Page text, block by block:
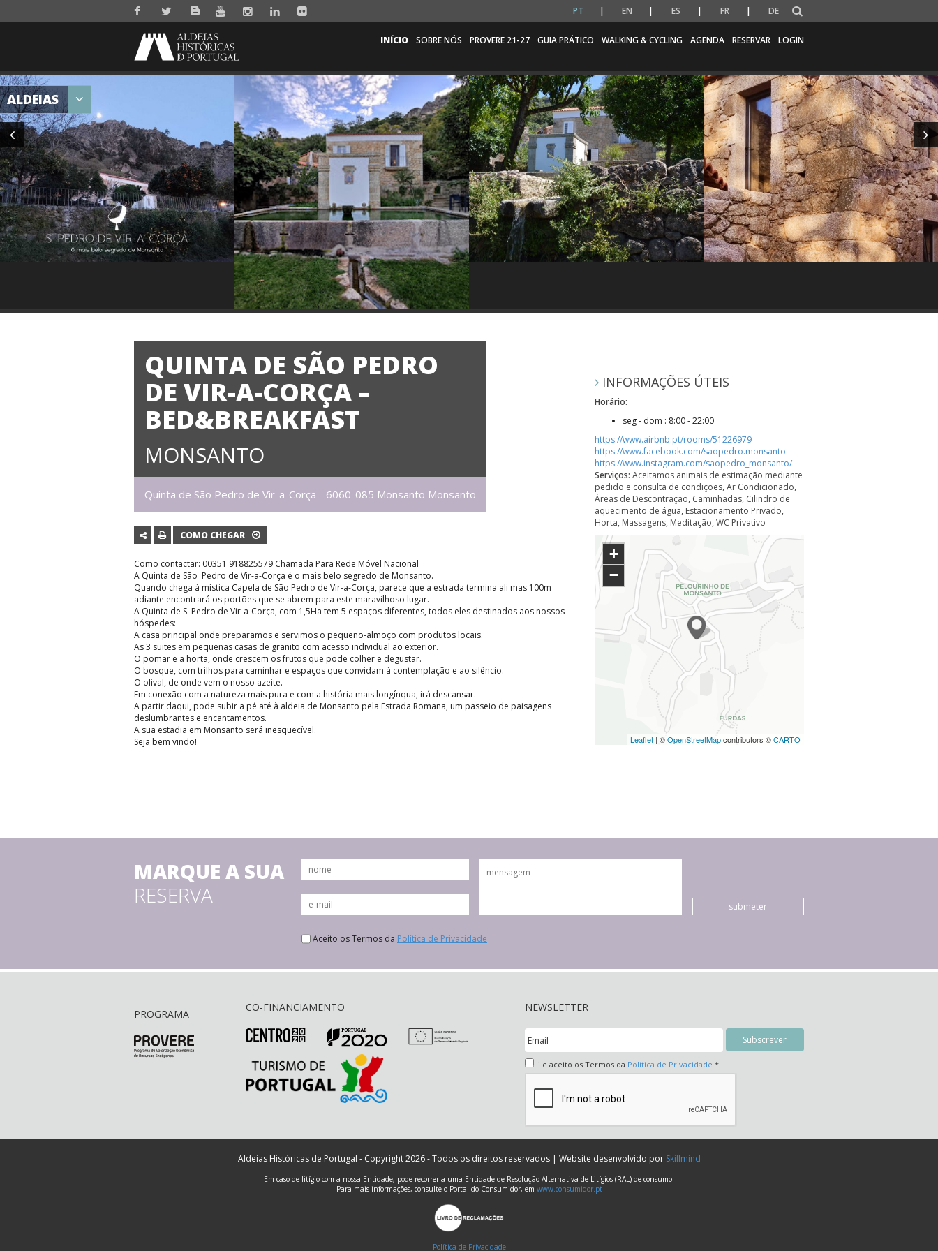
PT EN ES FR DE
INÍCIO SOBRE NÓS PROVERE 21-27 GUIA PRÁTICO WALKING & CYCLING AGENDA RESERVAR LOGIN
ALDEIAS
QUINTA DE SÃO PEDRO
DE VIR-A-CORÇA –
BED&BREAKFAST
MONSANTO
Quinta de São Pedro de Vir-a-Corça - 6060-085 Monsanto Monsanto
COMO CHEGAR
Como contactar: 00351 918825579 Chamada Para Rede Móvel Nacional
A Quinta de São Pedro de Vir-a-Corça é o mais belo segredo de Monsanto.
Quando chega à mística Capela de São Pedro de Vir-a-Corça, parece que a estrada termina ali mas 100m
adiante encontrará os portões que se abrem para este maravilhoso lugar.
A Quinta de S. Pedro de Vir-a-Corça, com 1,5Ha tem 5 espaços diferentes, todos eles destinados aos nossos
hóspedes:
A casa principal onde preparamos e servimos o pequeno-almoço com produtos locais.
As 3 suites em pequenas casas de granito com acesso individual ao exterior.
O pomar e a horta, onde crescem os frutos que pode colher e degustar.
O bosque, com trilhos para caminhar e espaços que convidam à contemplação e ao silêncio.
O olival, de onde vem o nosso azeite.
Em conexão com a natureza mais pura e com a história mais longínqua, irá descansar.
A partir daqui, pode subir a pé até à aldeia de Monsanto pela Estrada Romana, um passeio de paisagens
deslumbrantes e encantamentos.
A sua estadia em Monsanto será inesquecível.
Seja bem vindo!
INFORMAÇÕES ÚTEIS
Horário:
seg - dom : 8:00 - 22:00
https://www.airbnb.pt/rooms/51226979
https://www.facebook.com/saopedro.monsanto
https://www.instagram.com/saopedro_monsanto/
Serviços: Aceitamos animais de estimação mediante
pedido e consulta de condições, Ar Condicionado,
Áreas de Descontração, Caminhadas, Cilindro de
aquecimento de água, Estacionamento Privado,
Horta, Massagens, Meditação, WC Privativo
+
−
Leaflet | ©OpenStreetMapcontributors ©CARTO
MARQUE A SUA
RESERVA
submeter
Aceito os Termos da Política de Privacidade
PROGRAMA
CO-FINANCIAMENTO NEWSLETTER
Li e aceito os Termos da Política de Privacidade *
Aldeias Históricas de Portugal - Copyright 2026 - Todos os direitos reservados | Website desenvolvido por Skillmind
Em caso de litígio com a nossa Entidade, pode recorrer a uma Entidade de Resolução Alternativa de Litígios (RAL) de consumo.
Para mais informações, consulte o Portal do Consumidor, em www.consumidor.pt
Política de Privacidade